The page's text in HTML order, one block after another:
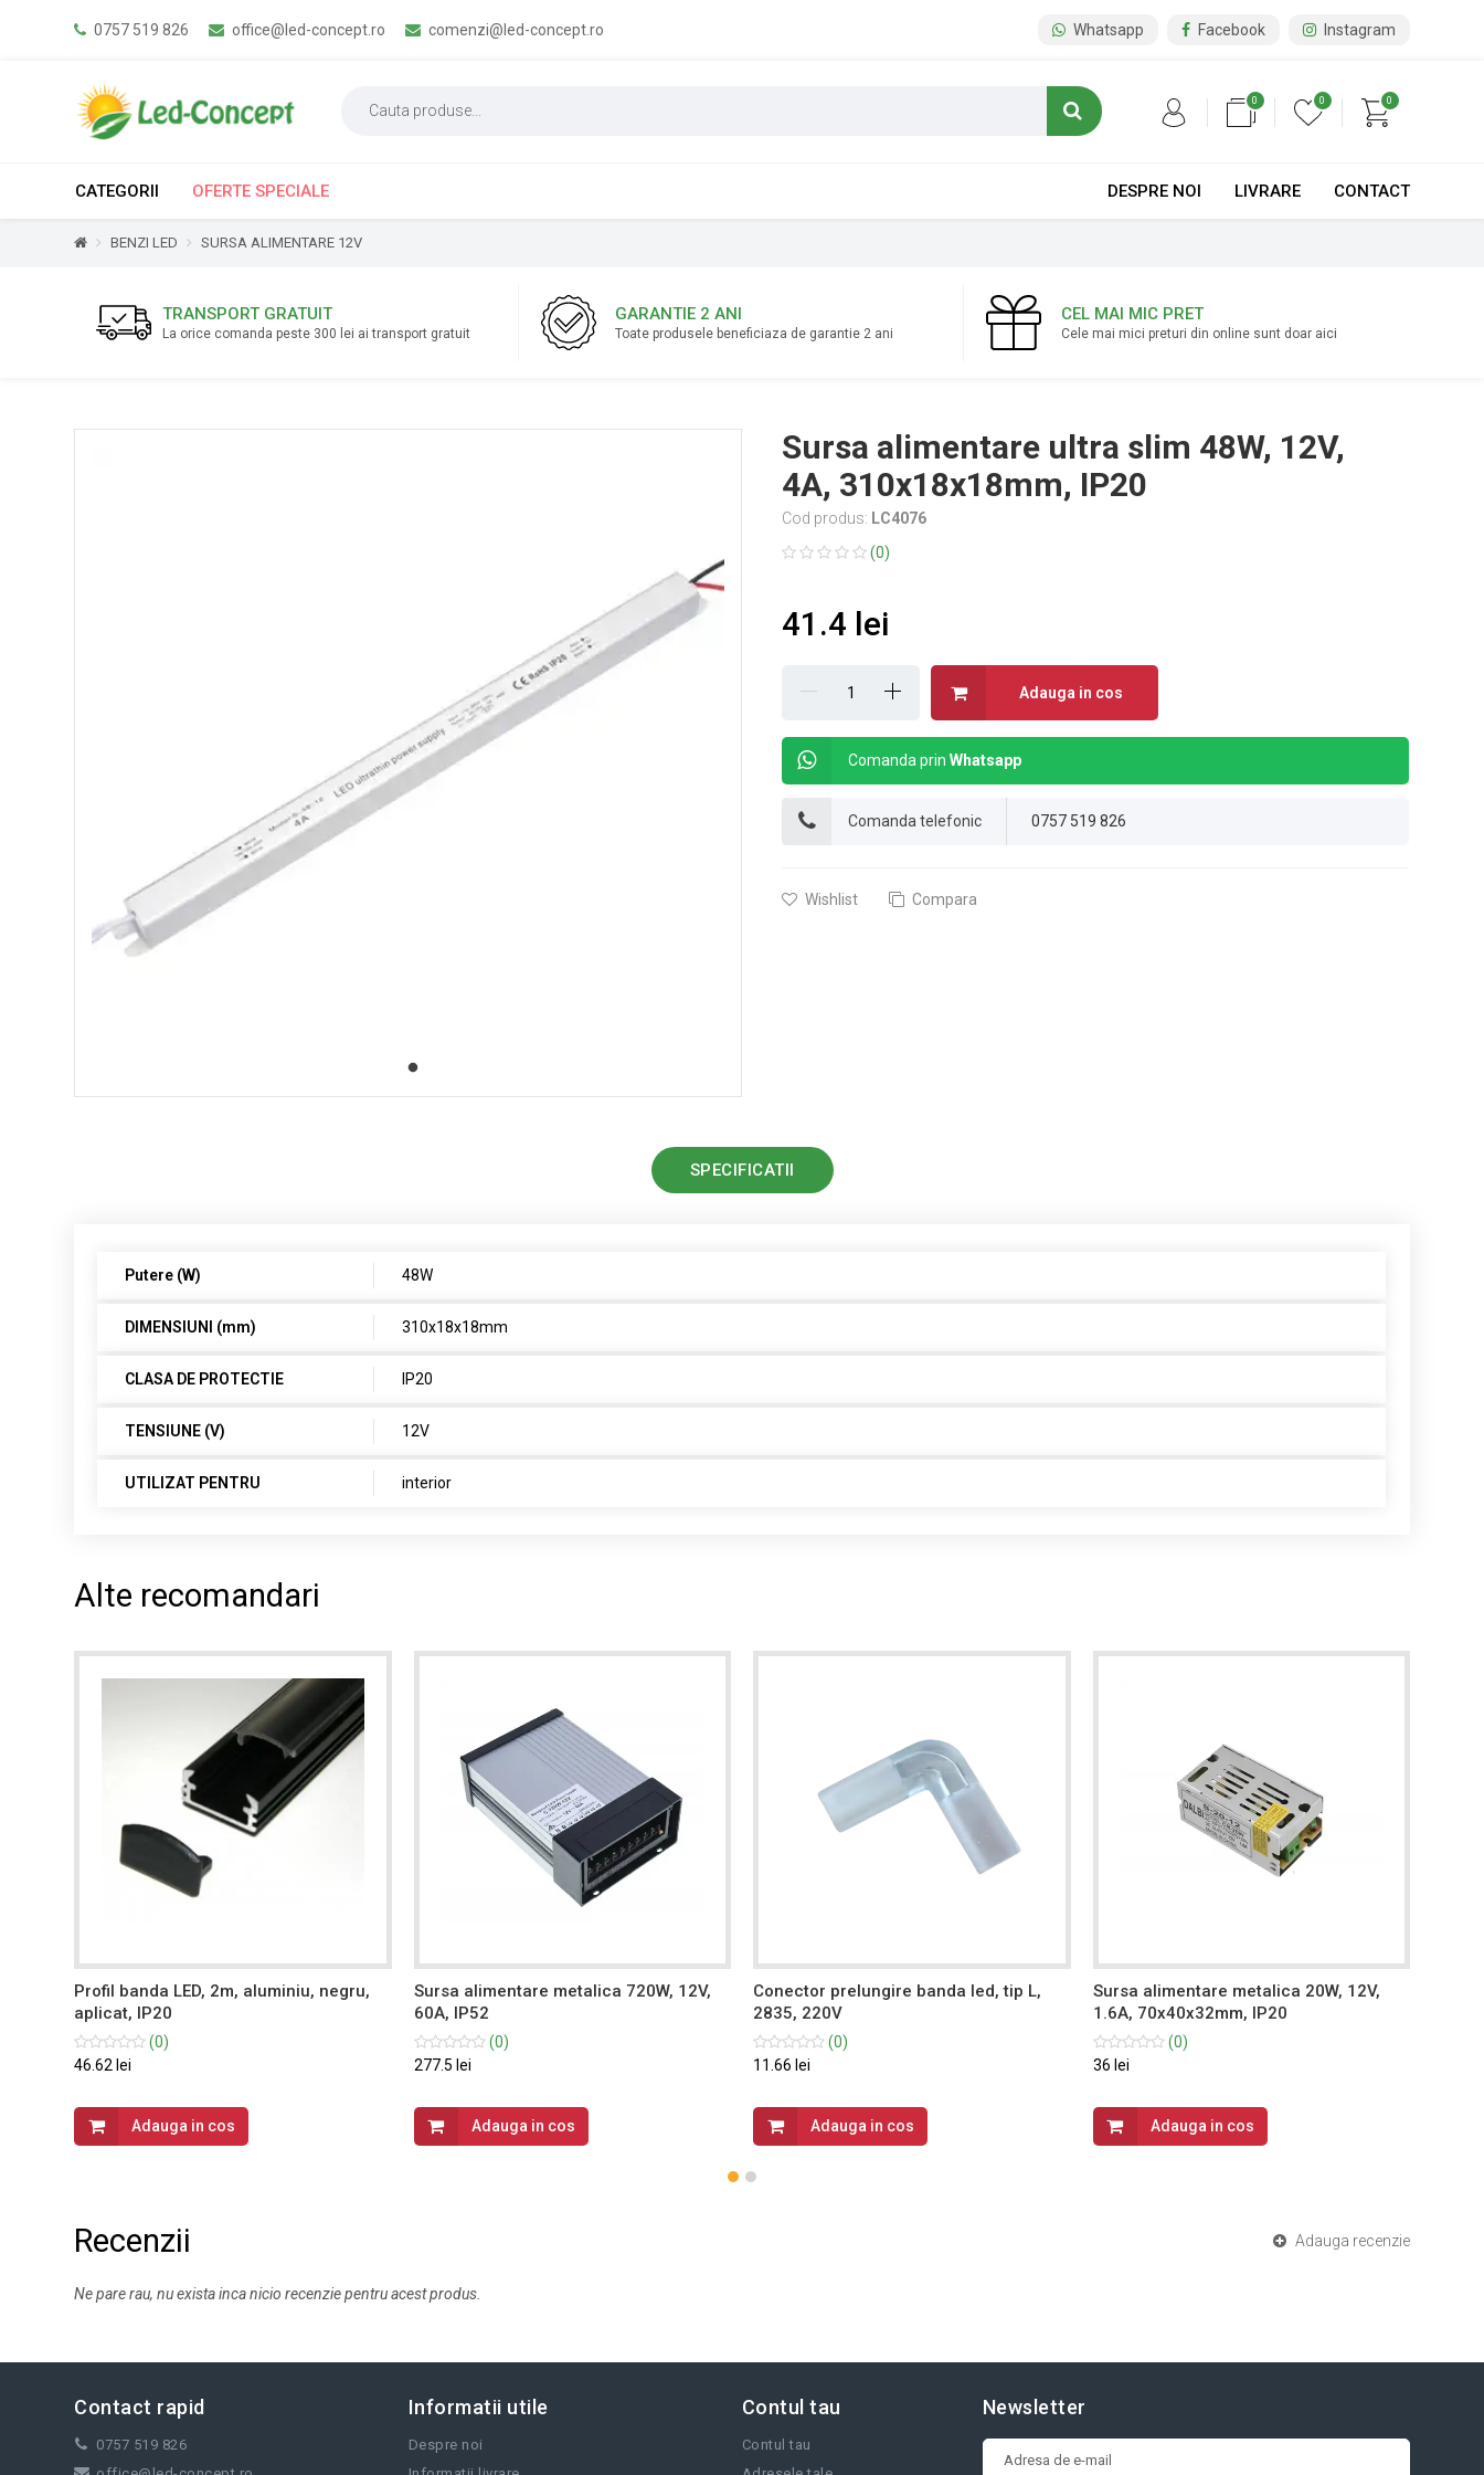
0757 519 826 office@led-concept.ro comenzi@led-concept.ro Whatsapp Facebook Instagram
0
0
0
CATEGORII OFERTE SPECIALE CONTACT
LIVRARE
DESPRE NOI
BENZI LED SURSA ALIMENTARE 12V
TRANSPORT GRATUIT
La orice comanda peste 300 lei ai transport gratuit
GARANTIE 2 ANI
Toate produsele beneficiaza de garantie 2 ani
CEL MAI MIC PRET
Cele mai mici preturi din online sunt doar aici
Sursa alimentare ultra slim 48W, 12V,
4A, 310x18x18mm, IP20
Cod produs: LC4076
(0)
41.4 lei
Adauga in cos
Comanda prinWhatsapp
Comanda telefonic 0757 519 826
Wishlist Compara
SPECIFICATII
Putere (W) 48W
DIMENSIUNI (mm) 310x18x18mm
CLASA DE PROTECTIE IP20
TENSIUNE (V) 12V
UTILIZAT PENTRU interior
Alte recomandari
Profil banda LED, 2m, aluminiu, negru,
aplicat, IP20
(0)
46.62 lei
Adauga in cos
Sursa alimentare metalica 720W, 12V,
60A, IP52
(0)
277.5 lei
Adauga in cos
Conector prelungire banda led, tip L,
2835, 220V
(0)
11.66 lei
Adauga in cos
Sursa alimentare metalica 20W, 12V,
1.6A, 70x40x32mm, IP20
(0)
36 lei
Adauga in cos
Recenzii Adauga recenzie
Ne pare rau, nu exista inca nicio recenzie pentru acest produs.
Contact rapid
0757 519 826
Informatii utile
Despre noi
Contul tau
Contul tau
Newsletter